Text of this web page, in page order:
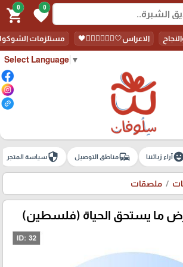
Select Language ▼
0
favorite
0
shopping_cart
الاعراس🤍🤵🏻‍♀️👰🏻‍♀️🖤 مستلزمات
آراء زبائننا commuteمناطق التوصيل securityسياسة المتجر
ملصقات
ما يستحق الحياة (فلسطين)